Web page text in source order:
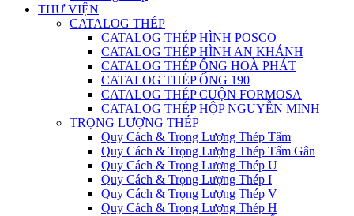
THƯ VIỆN
CATALOG THÉP
CATALOG THÉP HÌNH POSCO
CATALOG THÉP HÌNH AN KHÁNH
CATALOG THÉP ỐNG HOÀ PHÁT
CATALOG THÉP ỐNG 190
CATALOG THÉP CUỘN FORMOSA
CATALOG THÉP HỘP NGUYỄN MINH
TRỌNG LƯỢNG THÉP
Quy Cách & Trọng Lượng Thép Tấm
Quy Cách & Trọng Lượng Thép Tấm Gân
Quy Cách & Trọng Lượng Thép U
Quy Cách & Trọng Lượng Thép I
Quy Cách & Trọng Lượng Thép V
Quy Cách & Trọng Lượng Thép H